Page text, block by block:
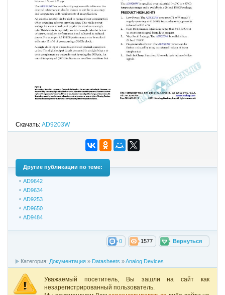
Скачать: AD9203W
Другие публикации по теме:
AD9642
AD9634
AD9253
AD9650
AD9484
Вернуться
1577
0
Категория: Документация » Datasheets »Analog Devices
Уважаемый посетитель, Вы зашли на сайт как
незарегистрированный пользователь.